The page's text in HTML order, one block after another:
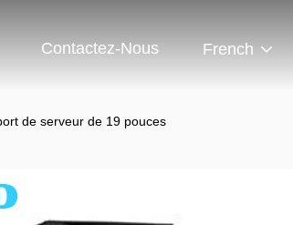
Contactez-Nous French
de serveur de 19 pouces